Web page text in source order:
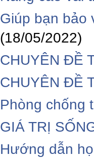
Giúp bạn bảo
(18/05/2022)
CHUYÊN ĐỀ
CHUYÊN ĐỀ
Phòng chống
GIÁ TRỊ
Hướng dẫn